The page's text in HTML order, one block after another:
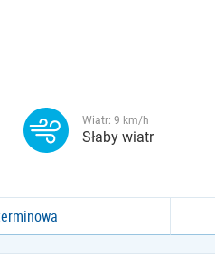
Wiatr: 9 km/h
Słaby wiatr